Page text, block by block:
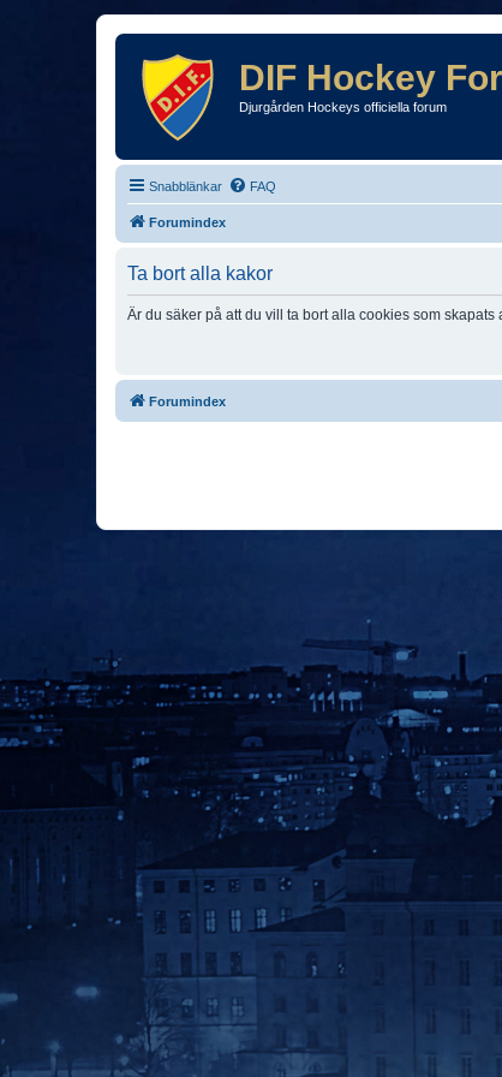
DIF Hockey
Djurgården Hockeys officiella forum
Snabblänkar FAQ
Forumindex
Ta bort alla kakor
Är du säker på att du vill ta bort alla cookies som skapats
Forumindex